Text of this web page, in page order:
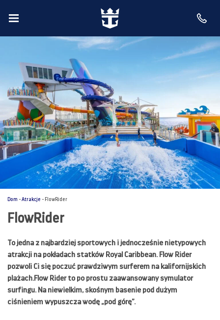
Dom -Atrakcje - FlowRider
FlowRider
To jedna z najbardziej sportowych i jednocześnie nietypowych
atrakcji na pokładach statków Royal Caribbean. Flow Rider
pozwoli Ci się poczuć prawdziwym surferem na kalifornijskich
plażach.Flow Rider to po prostu zaawansowany symulator
surfingu. Na niewielkim, skośnym basenie pod dużym
ciśnieniem wypuszcza wodę „pod górę”.